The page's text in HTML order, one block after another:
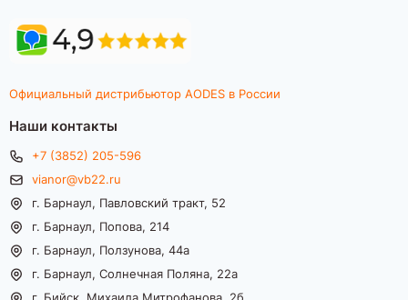
Официальный дистрибьютор AODES в России
Наши контакты
+7 (3852) 205-596
vianor@vb22.ru
г. Барнаул, Павловский тракт, 52
г. Барнаул, Попова, 214
г. Барнаул, Ползунова, 44а
г. Барнаул, Солнечная Поляна, 22а
г. Бийск, Михаила Митрофанова, 2б